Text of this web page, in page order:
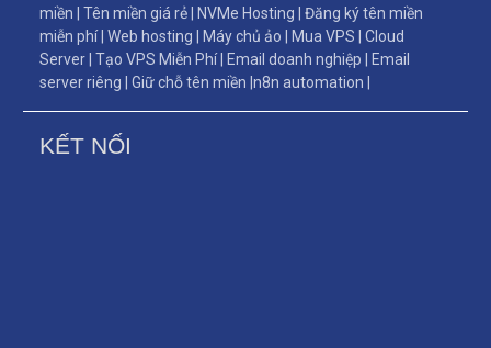
miền |Tên miền giá rẻ NVMe Hosting |Đăng ký tên miền
miễn phí|Web hosting Máy chủ ảo Mua VPS |Cloud
Server |Tạo VPS Miễn Phí| Email doanh nghiệp
Email
server riêng |Giữ chỗ tên miền |n8n automation
KẾT NỐI